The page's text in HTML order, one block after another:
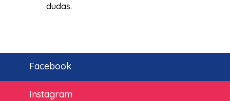
dudas.
Facebook
Instagram